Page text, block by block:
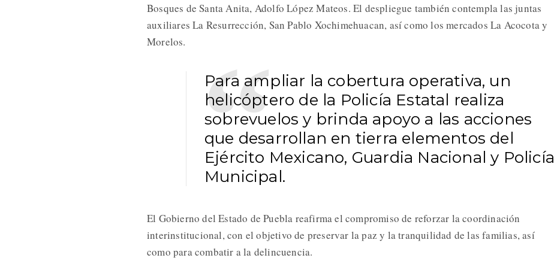
Bosques de Santa Anita, Adolfo López Mateos. El despliegue también contempla las juntas
auxiliares La Resurrección, San Pablo Xochimehuacan, así como los mercados La Acocota y
Morelos.
Para ampliar la cobertura operativa, un
helicóptero de la Policía Estatal realiza
sobrevuelos y brinda apoyo a las acciones
que desarrollan en tierra elementos del
Ejército Mexicano, Guardia Nacional y Policía
Municipal.
El Gobierno del Estado de Puebla reafirma el compromiso de reforzar la coordinación
interinstitucional, con el objetivo de preservar la paz y la tranquilidad de las familias, así
como para combatir a la delincuencia.